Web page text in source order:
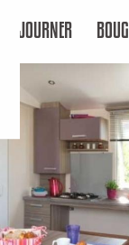
SÉJOURNER